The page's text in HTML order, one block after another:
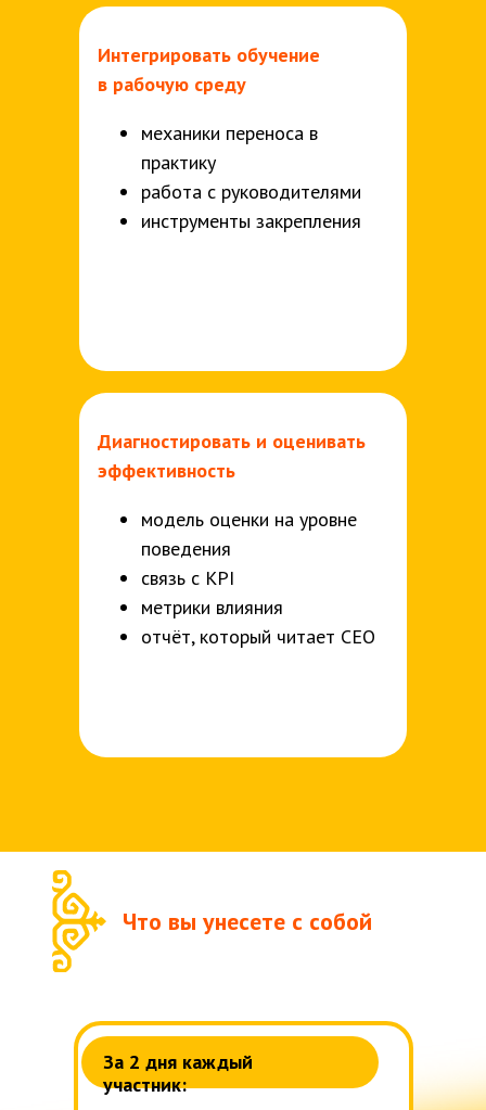
Диагностировать и оценивать
эффективность
модель оценки на уровне
поведения
связь с KPI
метрики влияния
отчёт, который читает CEO
Интегрировать обучение
в рабочую среду
механики переноса в
практику
работа с руководителями
инструменты закрепления
Что вы унесете с собой
За 2 дня каждый
участник: